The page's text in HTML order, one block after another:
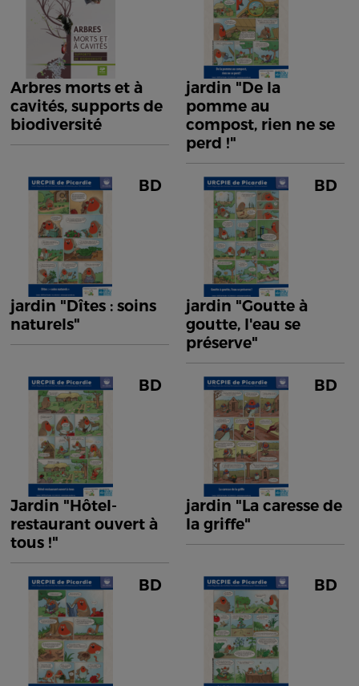
Arbres morts et à
cavités, supports de
biodiversité
jardin "De la
pomme au
compost, rien ne se
perd !"
BD
jardin "Dîtes : soins
naturels"
BD
jardin "Goutte à
goutte, l'eau se
préserve"
BD
Jardin "Hôtel-
restaurant ouvert à
tous !"
BD
jardin "La caresse de
la griffe"
BD BD